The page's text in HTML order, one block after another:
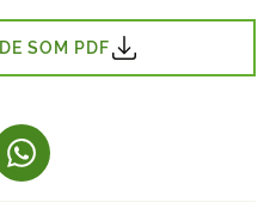
SOM PDF
I NY FANE)
(LINK ÅBNER I NY FANE)